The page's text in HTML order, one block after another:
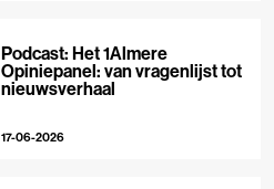
Podcast: Het 1Almere
Opiniepanel: van vragenlijst tot
nieuwsverhaal
17-06-2026